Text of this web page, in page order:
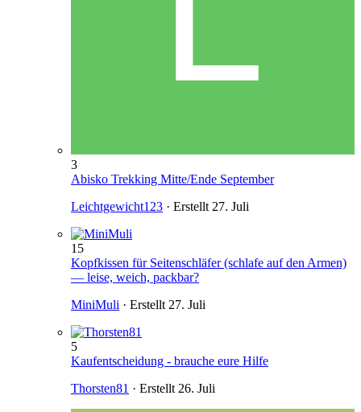
3
Abisko Trekking Mitte/Ende September
Leichtgewicht123 · Erstellt 27. Juli
15
Kopfkissen für Seitenschläfer (schlafe auf den Armen)
— leise, weich, packbar?
MiniMuli · Erstellt 27. Juli
5
Kaufentscheidung - brauche eure Hilfe
Thorsten81 · Erstellt 26. Juli